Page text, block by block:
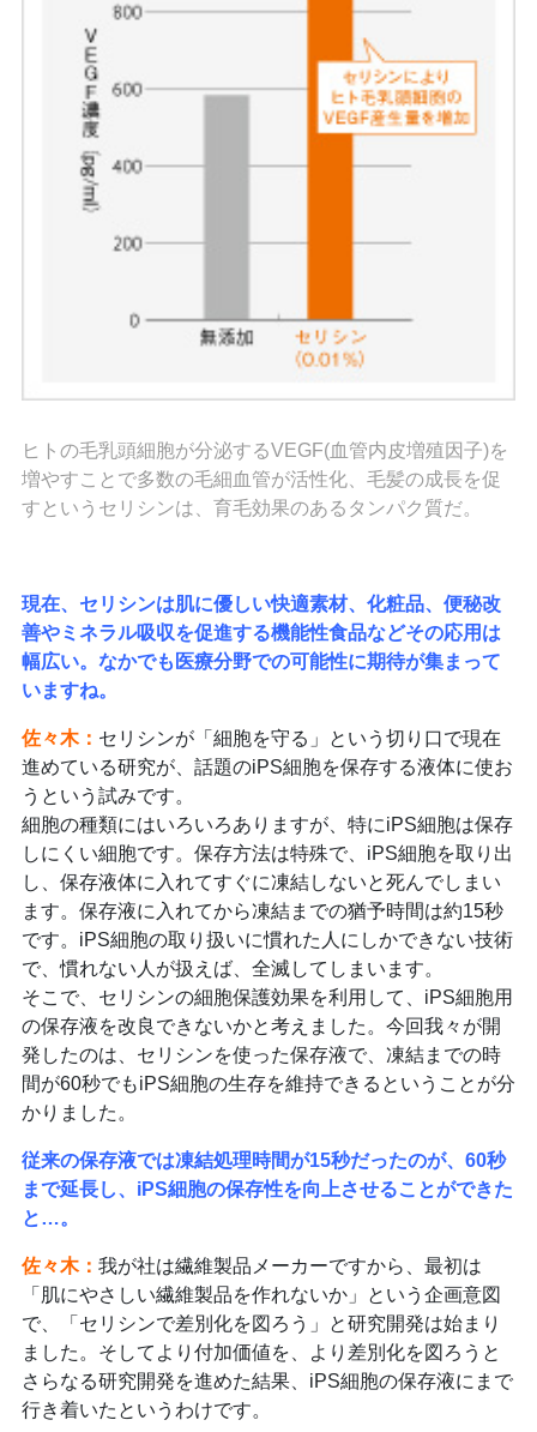
ヒトの毛乳頭細胞が分泌するVEGF(血管内皮増殖因子)を
増やすことで多数の毛細血管が活性化、毛髪の成長を促
すというセリシンは、育毛効果のあるタンパク質だ。
現在、セリシンは肌に優しい快適素材、化粧品、便秘改
善やミネラル吸収を促進する機能性食品などその応用は
幅広い。なかでも医療分野での可能性に期待が集まって
いますね。
佐々木： セリシンが「細胞を守る」という切り口で現在
進めている研究が、話題のiPS細胞を保存する液体に使お
うという試みです。
細胞の種類にはいろいろありますが、特にiPS細胞は保存
しにくい細胞です。保存方法は特殊で、iPS細胞を取り出
し、保存液体に入れてすぐに凍結しないと死んでしまい
ます。保存液に入れてから凍結までの猶予時間は約15秒
です。iPS細胞の取り扱いに慣れた人にしかできない技術
で、慣れない人が扱えば、全滅してしまいます。
そこで、セリシンの細胞保護効果を利用して、iPS細胞用
の保存液を改良できないかと考えました。今回我々が開
発したのは、セリシンを使った保存液で、凍結までの時
間が60秒でもiPS細胞の生存を維持できるということが分
かりました。
従来の保存液では凍結処理時間が15秒だったのが、60秒
まで延長し、iPS細胞の保存性を向上させることができた
と…。
佐々木： 我が社は繊維製品メーカーですから、最初は
「肌にやさしい繊維製品を作れないか」という企画意図
で、「セリシンで差別化を図ろう」と研究開発は始まり
ました。そしてより付加価値を、より差別化を図ろうと
さらなる研究開発を進めた結果、iPS細胞の保存液にまで
行き着いたというわけです。